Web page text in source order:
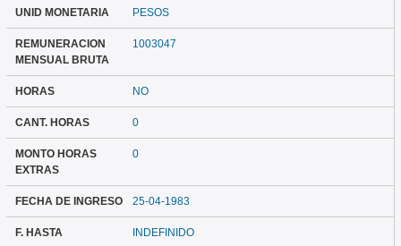
UNID MONETARIA PESOS
REMUNERACION
MENSUAL BRUTA
1003047
HORAS NO
CANT. HORAS 0
MONTO HORAS
EXTRAS
0
FECHA DE INGRESO 25-04-1983
F. HASTA INDEFINIDO